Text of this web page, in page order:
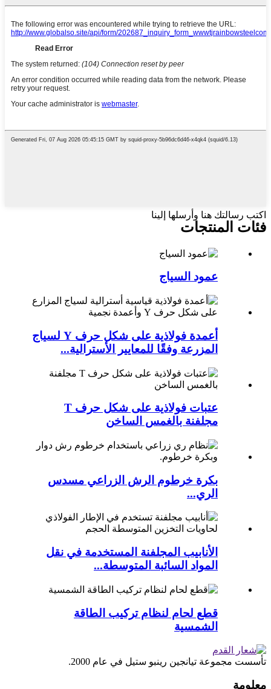
اكتب رسالتك هنا وأرسلها إلينا
فئات المنتجات
عمود السياج
أعمدة فولاذية على شكل حرف Y لسياج
المزرعة وفقًا للمعايير الأسترالية...
عتبات فولاذية على شكل حرف T
مجلفنة بالغمس الساخن
بكرة خرطوم الرش الزراعي مسدس
الري...
الأنابيب المجلفنة المستخدمة في نقل
المواد السائبة المتوسطة...
قطع لحام لنظام تركيب الطاقة
الشمسية
تأسست مجموعة تيانجين رينبو ستيل في عام 2000.
معلومة